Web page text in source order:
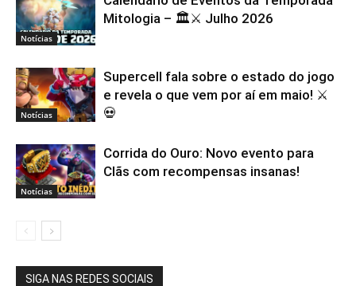
Notícias
Mitologia – 🏛️⚔️ Julho 2026
Notícias
Supercell fala sobre o estado do jogo
e revela o que vem por aí em maio! ⚔️
💀
Notícias
Corrida do Ouro: Novo evento para
Clãs com recompensas insanas!
SIGA NAS REDES SOCIAIS